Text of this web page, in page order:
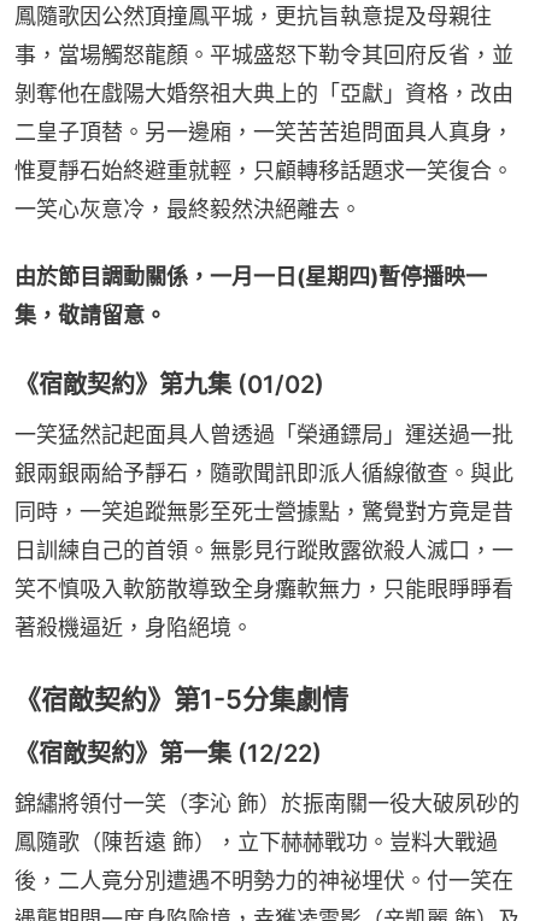
鳳隨歌因公然頂撞鳳平城，更抗旨執意提及母親往
事，當場觸怒龍顏。平城盛怒下勒令其回府反省，並
剝奪他在戲陽大婚祭祖大典上的「亞獻」資格，改由
二皇子頂替。另一邊廂，一笑苦苦追問面具人真身，
惟夏靜石始終避重就輕，只顧轉移話題求一笑復合。
一笑心灰意冷，最終毅然決絕離去。
由於節目調動關係，一月一日(星期四)暫停播映一
集，敬請留意。
《宿敵契約》第九集 (01/02)
一笑猛然記起面具人曾透過「榮通鏢局」運送過一批
銀兩銀兩給予靜石，隨歌聞訊即派人循線徹查。與此
同時，一笑追蹤無影至死士營據點，驚覺對方竟是昔
日訓練自己的首領。無影見行蹤敗露欲殺人滅口，一
笑不慎吸入軟筋散導致全身癱軟無力，只能眼睜睜看
著殺機逼近，身陷絕境。
《宿敵契約》第1-5分集劇情
《宿敵契約》第一集 (12/22)
錦繡將領付一笑（李沁 飾）於振南關一役大破夙砂的
鳳隨歌（陳哲遠 飾），立下赫赫戰功。豈料大戰過
後，二人竟分別遭遇不明勢力的神祕埋伏。付一笑在